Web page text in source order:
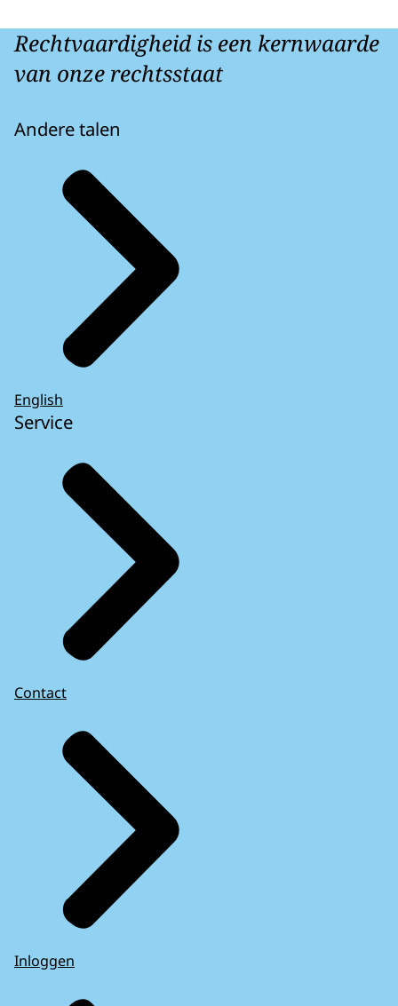
Rechtvaardigheid is een kernwaarde
van onze rechtsstaat
Andere talen
English
Service
Contact
Inloggen